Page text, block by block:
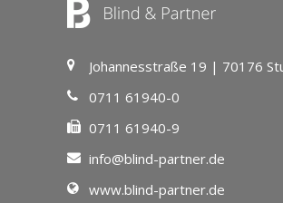
Johannesstraße 19 | 70176
0711 61940-0
0711 61940-9
info@blind-partner.de
www.blind-partner.de